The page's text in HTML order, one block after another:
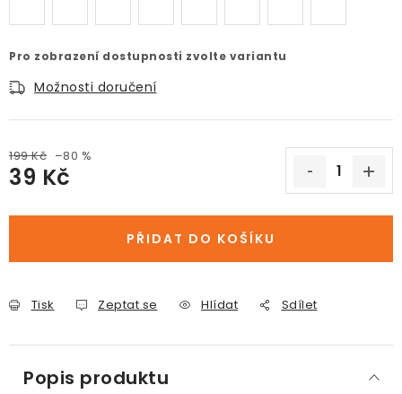
Pro zobrazení dostupnosti zvolte variantu
Možnosti doručení
199 Kč –80 %
39 Kč
PŘIDAT DO KOŠÍKU
Tisk Zeptat se Hlídat Sdílet
Popis produktu